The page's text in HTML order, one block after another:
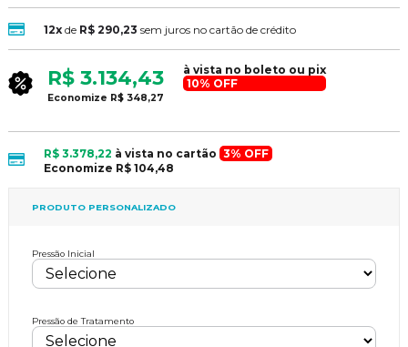
12xde R$ 290,23 sem juros no cartão de crédito
R$ 3.134,43
à vista no boleto ou pix
10% OFF
Economize R$ 348,27
R$ 3.378,22 à vista no cartão 3% OFF
Economize R$ 104,48
PRODUTO PERSONALIZADO
Pressão Inicial
Pressão de Tratamento